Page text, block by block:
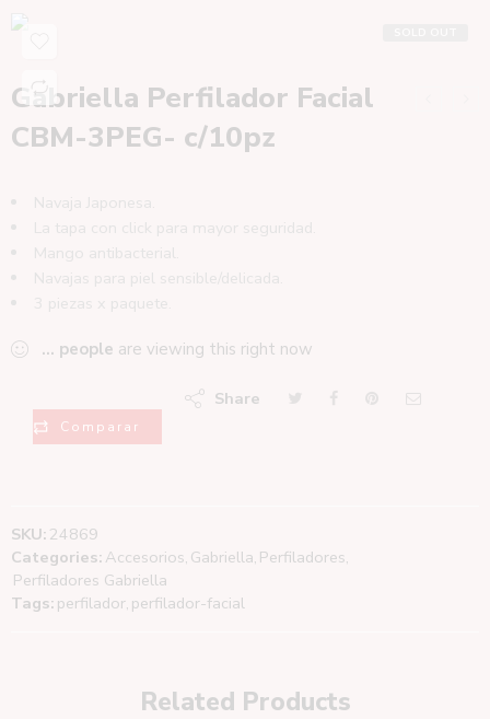
Gabriella Perfilador Facial
CBM-3PEG- c/10pz
... people are viewing this right now
Comparar
Share
SKU: 24869
Categories: Accesorios, Gabriella, Perfiladores,
Perfiladores Gabriella
Tags: perfilador, perfilador-facial
Related Products